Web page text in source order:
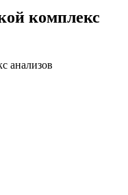
комплекс